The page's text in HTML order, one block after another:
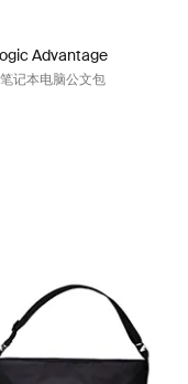
黑色 (selected)
Advantage 17.3"
Advantage
笔记本电脑公文包